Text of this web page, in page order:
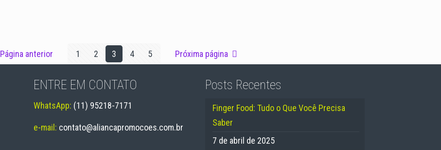
Promotora 2 Promotora 1
Página anterior 1 2 3 4 5 Próxima página
ENTRE EM CONTATO
WhatsApp: (11) 95218-7171
e-mail: contato@aliancapromocoes.com.br
Posts Recentes
Finger Food: Tudo o Que Você Precisa
Saber
7 de abril de 2025